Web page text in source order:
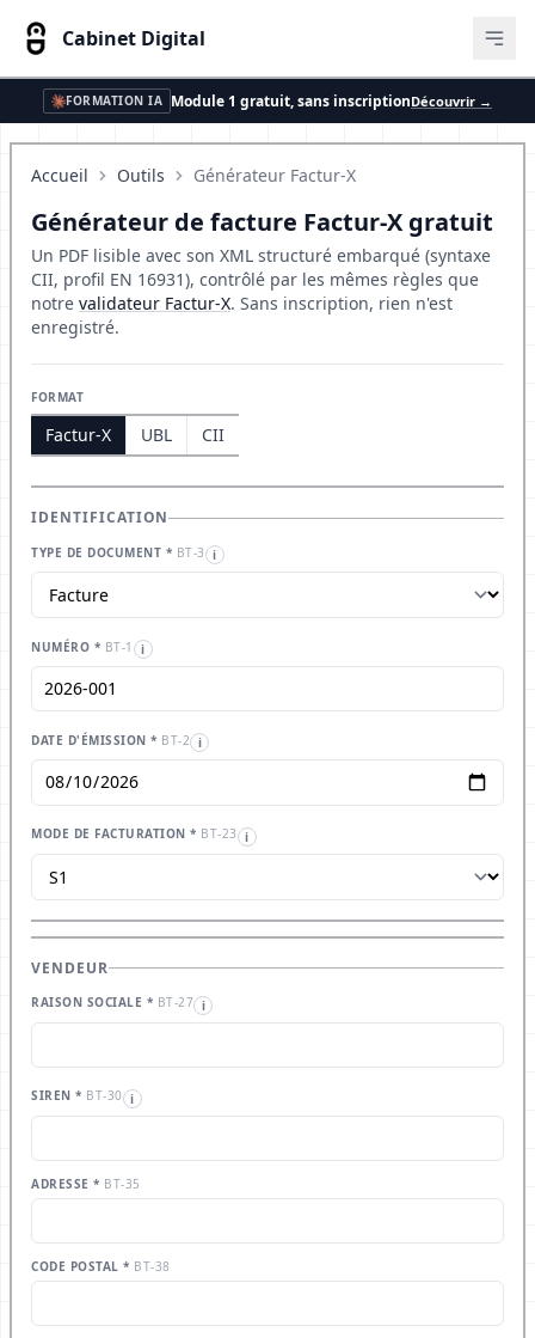
Cabinet Digital
FORMATION IA Module 1 gratuit, sans inscriptionDécouvrir →
Accueil Outils Générateur Factur-X
Générateur de facture Factur-X gratuit
Un PDF lisible avec son XML structuré embarqué (syntaxe
CII, profil EN 16931), contrôlé par les mêmes règles que
notre validateur Factur-X. Sans inscription, rien n'est
enregistré.
FORMAT
Factur-X UBL CII
IDENTIFICATION
TYPE DE DOCUMENT * BT-3 i
NUMÉRO * BT-1 i
DATE D'ÉMISSION * BT-2 i
MODE DE FACTURATION * BT-23 i
VENDEUR
RAISON SOCIALE * BT-27 i
SIREN * BT-30 i
ADRESSE * BT-35
CODE POSTAL * BT-38